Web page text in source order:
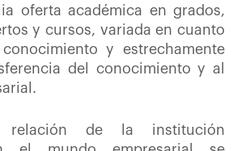
oferta académica en grados,
y cursos, variada en cuanto
y estrechamente
del conocimiento y al
relación de la institución